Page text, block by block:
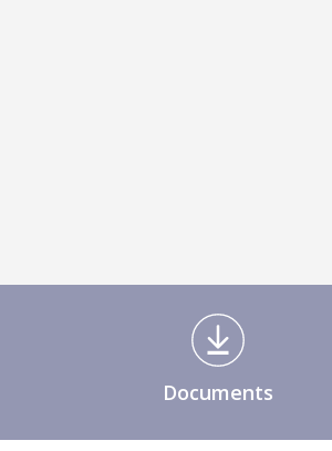
Médiathèque Footer
Documents